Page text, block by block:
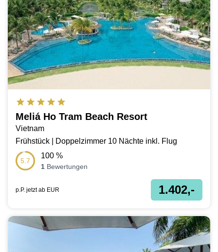
Meliá Ho Tram Beach Resort
Vietnam
Frühstück | Doppelzimmer 10 Nächte inkl. Flug
5.7
100 %
1 Bewertungen
p.P. jetzt ab EUR 1.402,-